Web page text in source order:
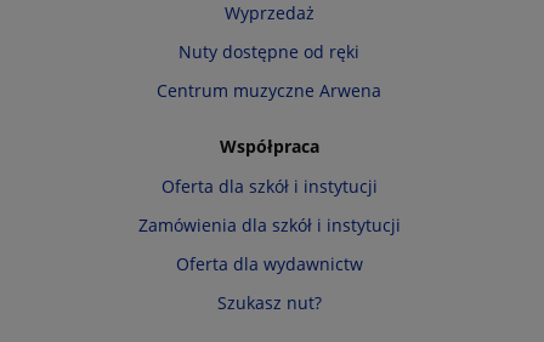
Wyprzedaż
Nuty dostępne od ręki
Centrum muzyczne Arwena
Współpraca
Oferta dla szkół i instytucji
Zamówienia dla szkół i instytucji
Oferta dla wydawnictw
Szukasz nut?